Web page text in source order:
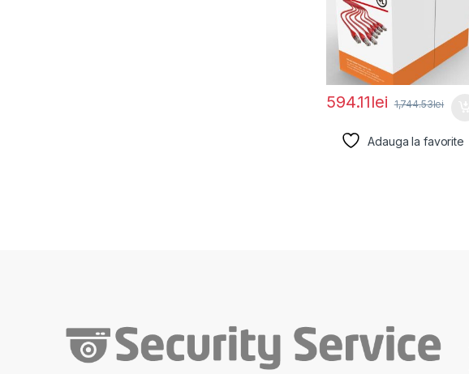
594.11lei 1,744.53lei
Adauga la favorite